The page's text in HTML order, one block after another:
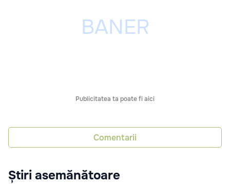
Publicitatea ta poate fi aici
Comentarii
Știri asemănătoare